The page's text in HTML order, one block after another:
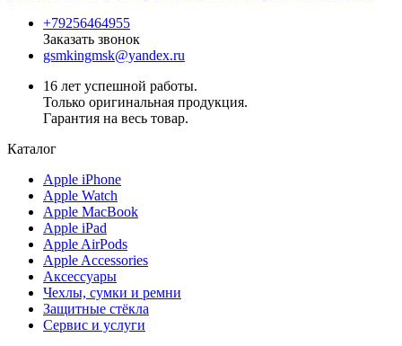
+79256464955
Заказать звонок
gsmkingmsk@yandex.ru
16 лет успешной работы.
Только оригинальная продукция.
Гарантия на весь товар.
Каталог
Apple iPhone
Apple Watch
Apple MacBook
Apple iPad
Apple AirPods
Apple Accessories
Аксессуары
Чехлы, сумки и ремни
Защитные стёкла
Сервис и услуги